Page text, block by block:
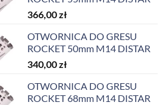
366,00zł
OTWORNICA DO GRESU
ROCKET 50mm M14 DISTAR
340,00zł
OTWORNICA DO GRESU
ROCKET 68mm M14 DISTAR